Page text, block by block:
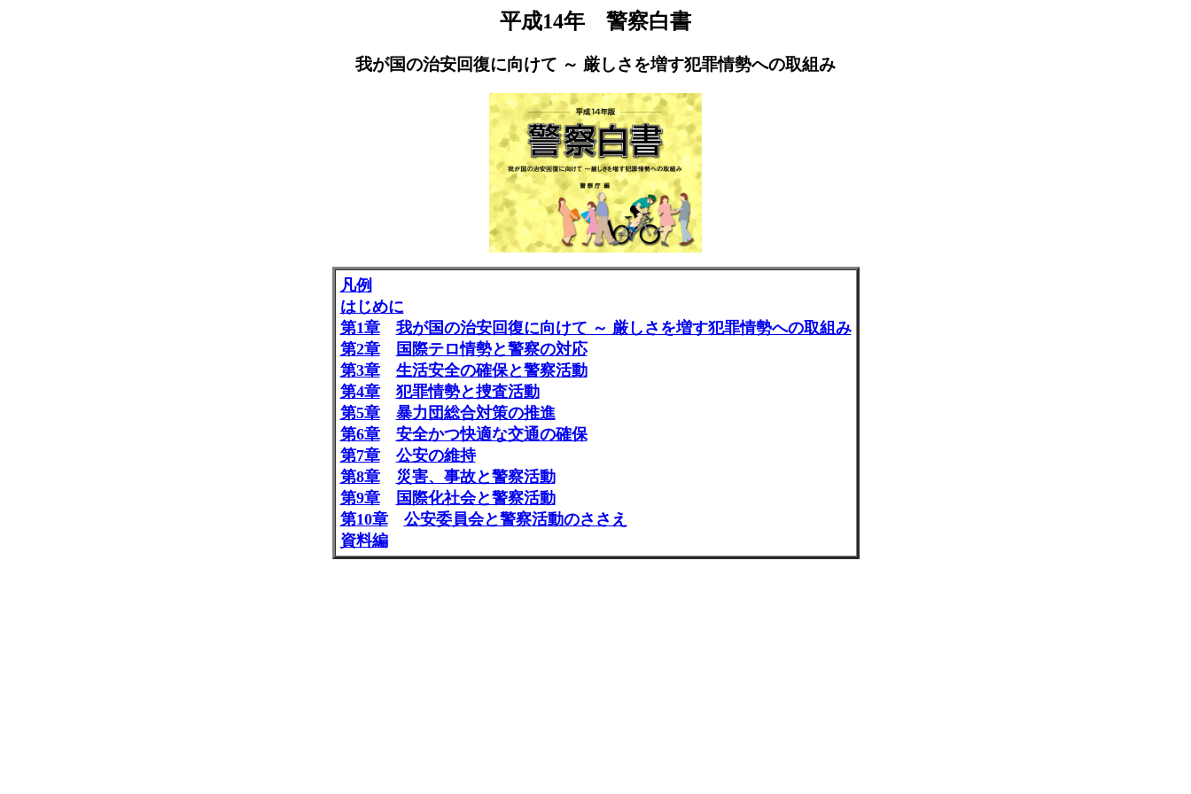
平成14年 警察白書
我が国の治安回復に向けて ～ 厳しさを増す犯罪情勢への取組み
凡例
はじめに
第1章
我が国の治安回復に向けて ～ 厳しさを増す犯罪情勢への取組み
第2章
国際テロ情勢と警察の対応
第3章
生活安全の確保と警察活動
第4章
犯罪情勢と捜査活動
第5章
暴力団総合対策の推進
第6章
安全かつ快適な交通の確保
第7章
公安の維持
第8章
災害、事故と警察活動
第9章
国際化社会と警察活動
第10章
公安委員会と警察活動のささえ
資料編